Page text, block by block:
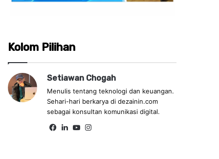
Kolom Pilihan
Setiawan Chogah
Menulis tentang teknologi dan keuangan.
Sehari-hari berkarya di dezainin.com
sebagai konsultan komunikasi digital.
Fa Lin Yo